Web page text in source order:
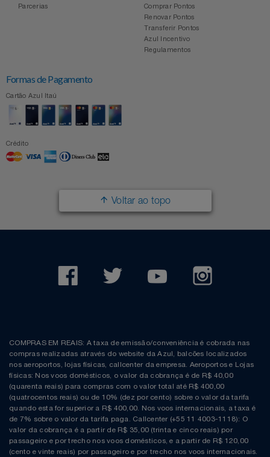
Parcerias
Comprar Pontos
Renovar Pontos
Transferir Pontos
Azul Incentivo
Regulamentos
Formas de Pagamento
Cartão Azul Itaú
Crédito
Voltar ao topo
COMPRAS EM REAIS: A taxa de emissão/conveniência é cobrada nas
compras realizadas através do website da Azul, balcões localizados
nos aeroportos, lojas físicas, callcenter da empresa. Aeroportos e Lojas
físicas: Nos voos domésticos, o valor da cobrança é de R$ 40,00
(quarenta reais) para compras com o valor total até R$ 400,00
(quatrocentos reais) ou de 10% (dez por cento) sobre o valor da tarifa
quando esta for superior a R$ 400,00. Nos voos internacionais, a taxa é
de 7% sobre o valor da tarifa paga. Callcenter (+55 11 4003-1118): O
valor da cobrança é a partir de R$ 35,00 (trinta e cinco reais) por
passageiro e por trecho nos voos domésticos, e a partir de R$ 120,00
(cento e vinte reais) por passageiro e por trecho nos voos internacionais.